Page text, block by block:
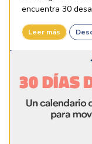
encuentra 30
Leer más